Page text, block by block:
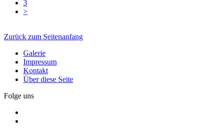
3
>
Zurück zum Seitenanfang
Galerie
Impressum
Kontakt
Über diese Seite
Folge uns